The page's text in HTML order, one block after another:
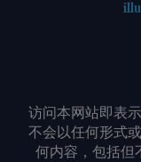
访问本网站即表
不会以任何形式
何内容，包括但